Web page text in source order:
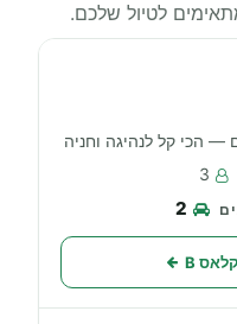
לטיול שלכם.
— הכי קל לנהיגה וחניה
3
2